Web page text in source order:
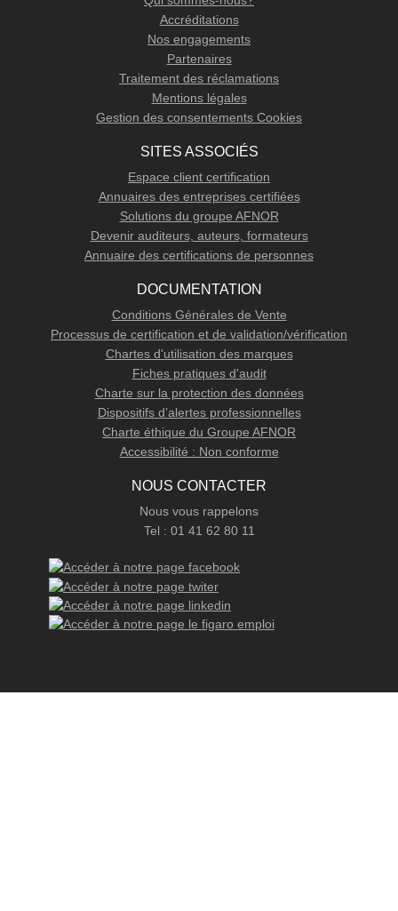
Accréditations
Nos engagements
Partenaires
Traitement des réclamations
Mentions légales
Gestion des consentements Cookies
SITES ASSOCIÉS
Espace client certification
Annuaires des entreprises certifiées
Solutions du groupe AFNOR
Devenir auditeurs, auteurs, formateurs
Annuaire des certifications de personnes
DOCUMENTATION
Conditions Générales de Vente
Processus de certification et de validation/vérification
Chartes d'utilisation des marques
Fiches pratiques d'audit
Charte sur la protection des données
Dispositifs d’alertes professionnelles
Charte éthique du Groupe AFNOR
Accessibilité : Non conforme
NOUS CONTACTER
Nous vous rappelons
Tel : 01 41 62 80 11